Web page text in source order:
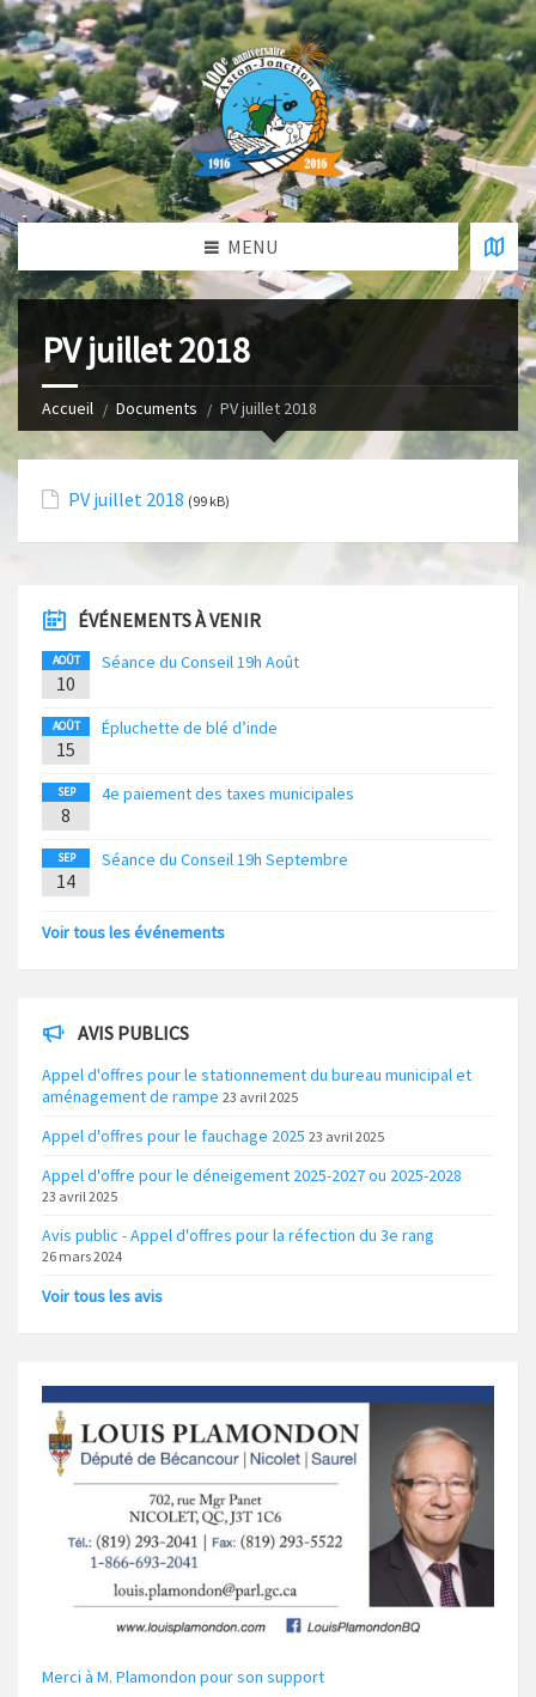
MENU
PV juillet 2018
Accueil Documents PV juillet 2018
PV juillet 2018 (99 kB)
ÉVÉNEMENTS À VENIR
AOÛT
10
Séance du Conseil 19h Août
AOÛT
15
Épluchette de blé d’inde
SEP
8
4e paiement des taxes municipales
SEP
14
Séance du Conseil 19h Septembre
Voir tous les événements
AVIS PUBLICS
Appel d'offres pour le stationnement du bureau municipal et
aménagement de rampe 23 avril 2025
Appel d'offres pour le fauchage 2025 23 avril 2025
Appel d'offre pour le déneigement 2025-2027 ou 2025-2028
23 avril 2025
Avis public - Appel d'offres pour la réfection du 3e rang
26 mars 2024
Voir tous les avis
Merci à M. Plamondon pour son support